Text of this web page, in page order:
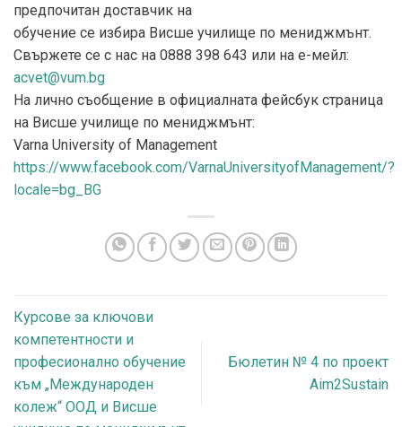
предпочитан доставчик на
обучение се избира Висше училище по мениджмънт.
Свържете се с нас на 0888 398 643 или на е-мейл:
acvet@vum.bg
На лично съобщение в официалната фейсбук страница
на Висше училище по мениджмънт:
Varna University of Management
https://www.facebook.com/VarnaUniversityofManagement/?
locale=bg_BG
Курсове за ключови
компетентности и
професионално обучение
към „Международен
колеж“ ООД и Висше
Бюлетин № 4 по проект
Aim2Sustain